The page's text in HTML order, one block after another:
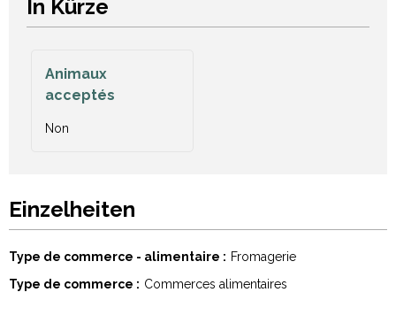
In Kürze
Animaux
acceptés
Non
Einzelheiten
Type de commerce - alimentaire
Fromagerie
Type de commerce
Commerces alimentaires